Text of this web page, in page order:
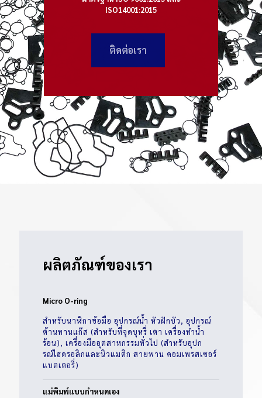
ISO14001:2015
ติดต่อเรา
ผลิตภัณฑ์ของเรา
Micro O-ring
สำหรับนาฬิกาข้อมือ อุปกรณ์น้ำ หัวฝักบัว, อุปกรณ์
ต้านทานแก๊ส (สำหรับที่จุดบุหรี่ เตา เครื่องทำน้ำ
ร้อน), เครื่องมืออุตสาหกรรมทั่วไป (สำหรับอุปก
รณ์ไฮดรอลิกและนิวแมติก สายพาน คอมเพรสเซอร์
แบตเตอรี่)
แม่พิมพ์แบบกำหนดเอง